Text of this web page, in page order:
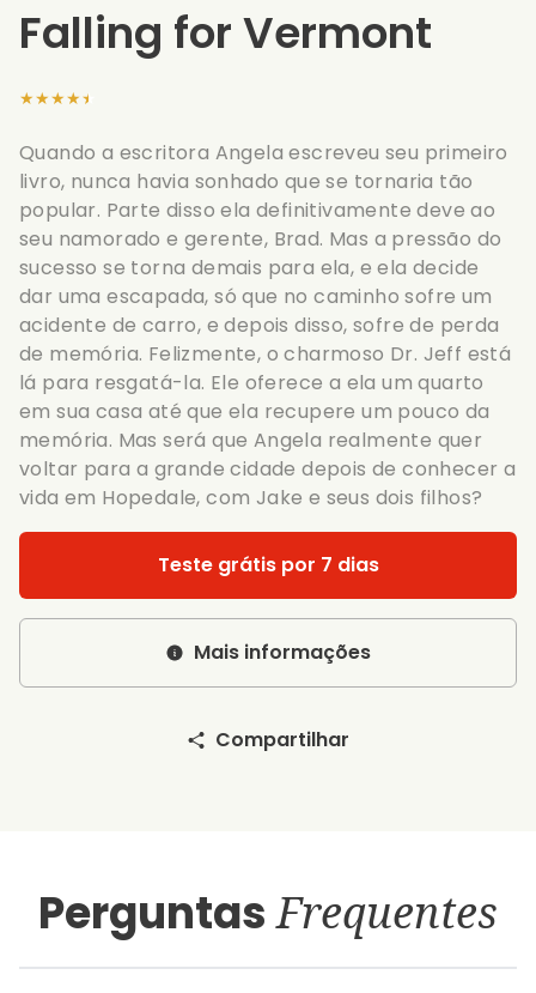
Falling for Vermont
★★★★★
Quando a escritora Angela escreveu seu primeiro
livro, nunca havia sonhado que se tornaria tão
popular. Parte disso ela definitivamente deve ao
seu namorado e gerente, Brad. Mas a pressão do
sucesso se torna demais para ela, e ela decide
dar uma escapada, só que no caminho sofre um
acidente de carro, e depois disso, sofre de perda
de memória. Felizmente, o charmoso Dr. Jeff está
lá para resgatá-la. Ele oferece a ela um quarto
em sua casa até que ela recupere um pouco da
memória. Mas será que Angela realmente quer
voltar para a grande cidade depois de conhecer a
vida em Hopedale, com Jake e seus dois filhos?
Teste grátis por 7 dias
Mais informações
Compartilhar
PerguntasFrequentes